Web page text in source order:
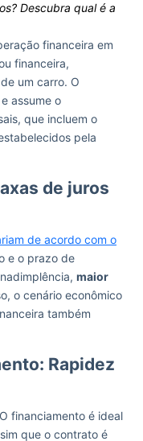
Descubra qual é a
financeira em
financeira,
um carro. O
assume o
que incluem o
pela
de juros
de acordo com o
e o prazo de
maior
o cenário econômico
também
Rapidez
financiamento é ideal
que o contrato é